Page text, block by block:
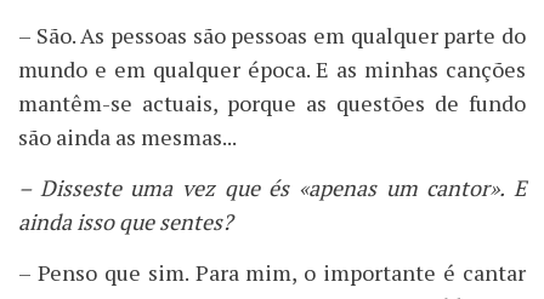
– São. As pessoas são pessoas em qualquer parte do
mundo e em qualquer época. E as minhas canções
mantêm-se actuais, porque as questões de fundo
são ainda as mesmas...
– Disseste uma vez que és «apenas um cantor». E
ainda isso que sentes?
– Penso que sim. Para mim, o importante é cantar